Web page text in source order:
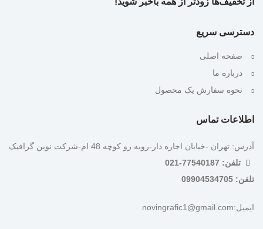
دسترسی سریع
صفحه اصلی
درباره ما
نحوه سفارش یک محصول
اطلاعات تماس
آدرس: تهران -خیابان اجاره دار-روبه رو کوچه 48 ام-شرکت نوین گرافیک
تلفن: 77540187-021
تلفن: 09904534705
ایمیل:novingrafic1@gmail.com